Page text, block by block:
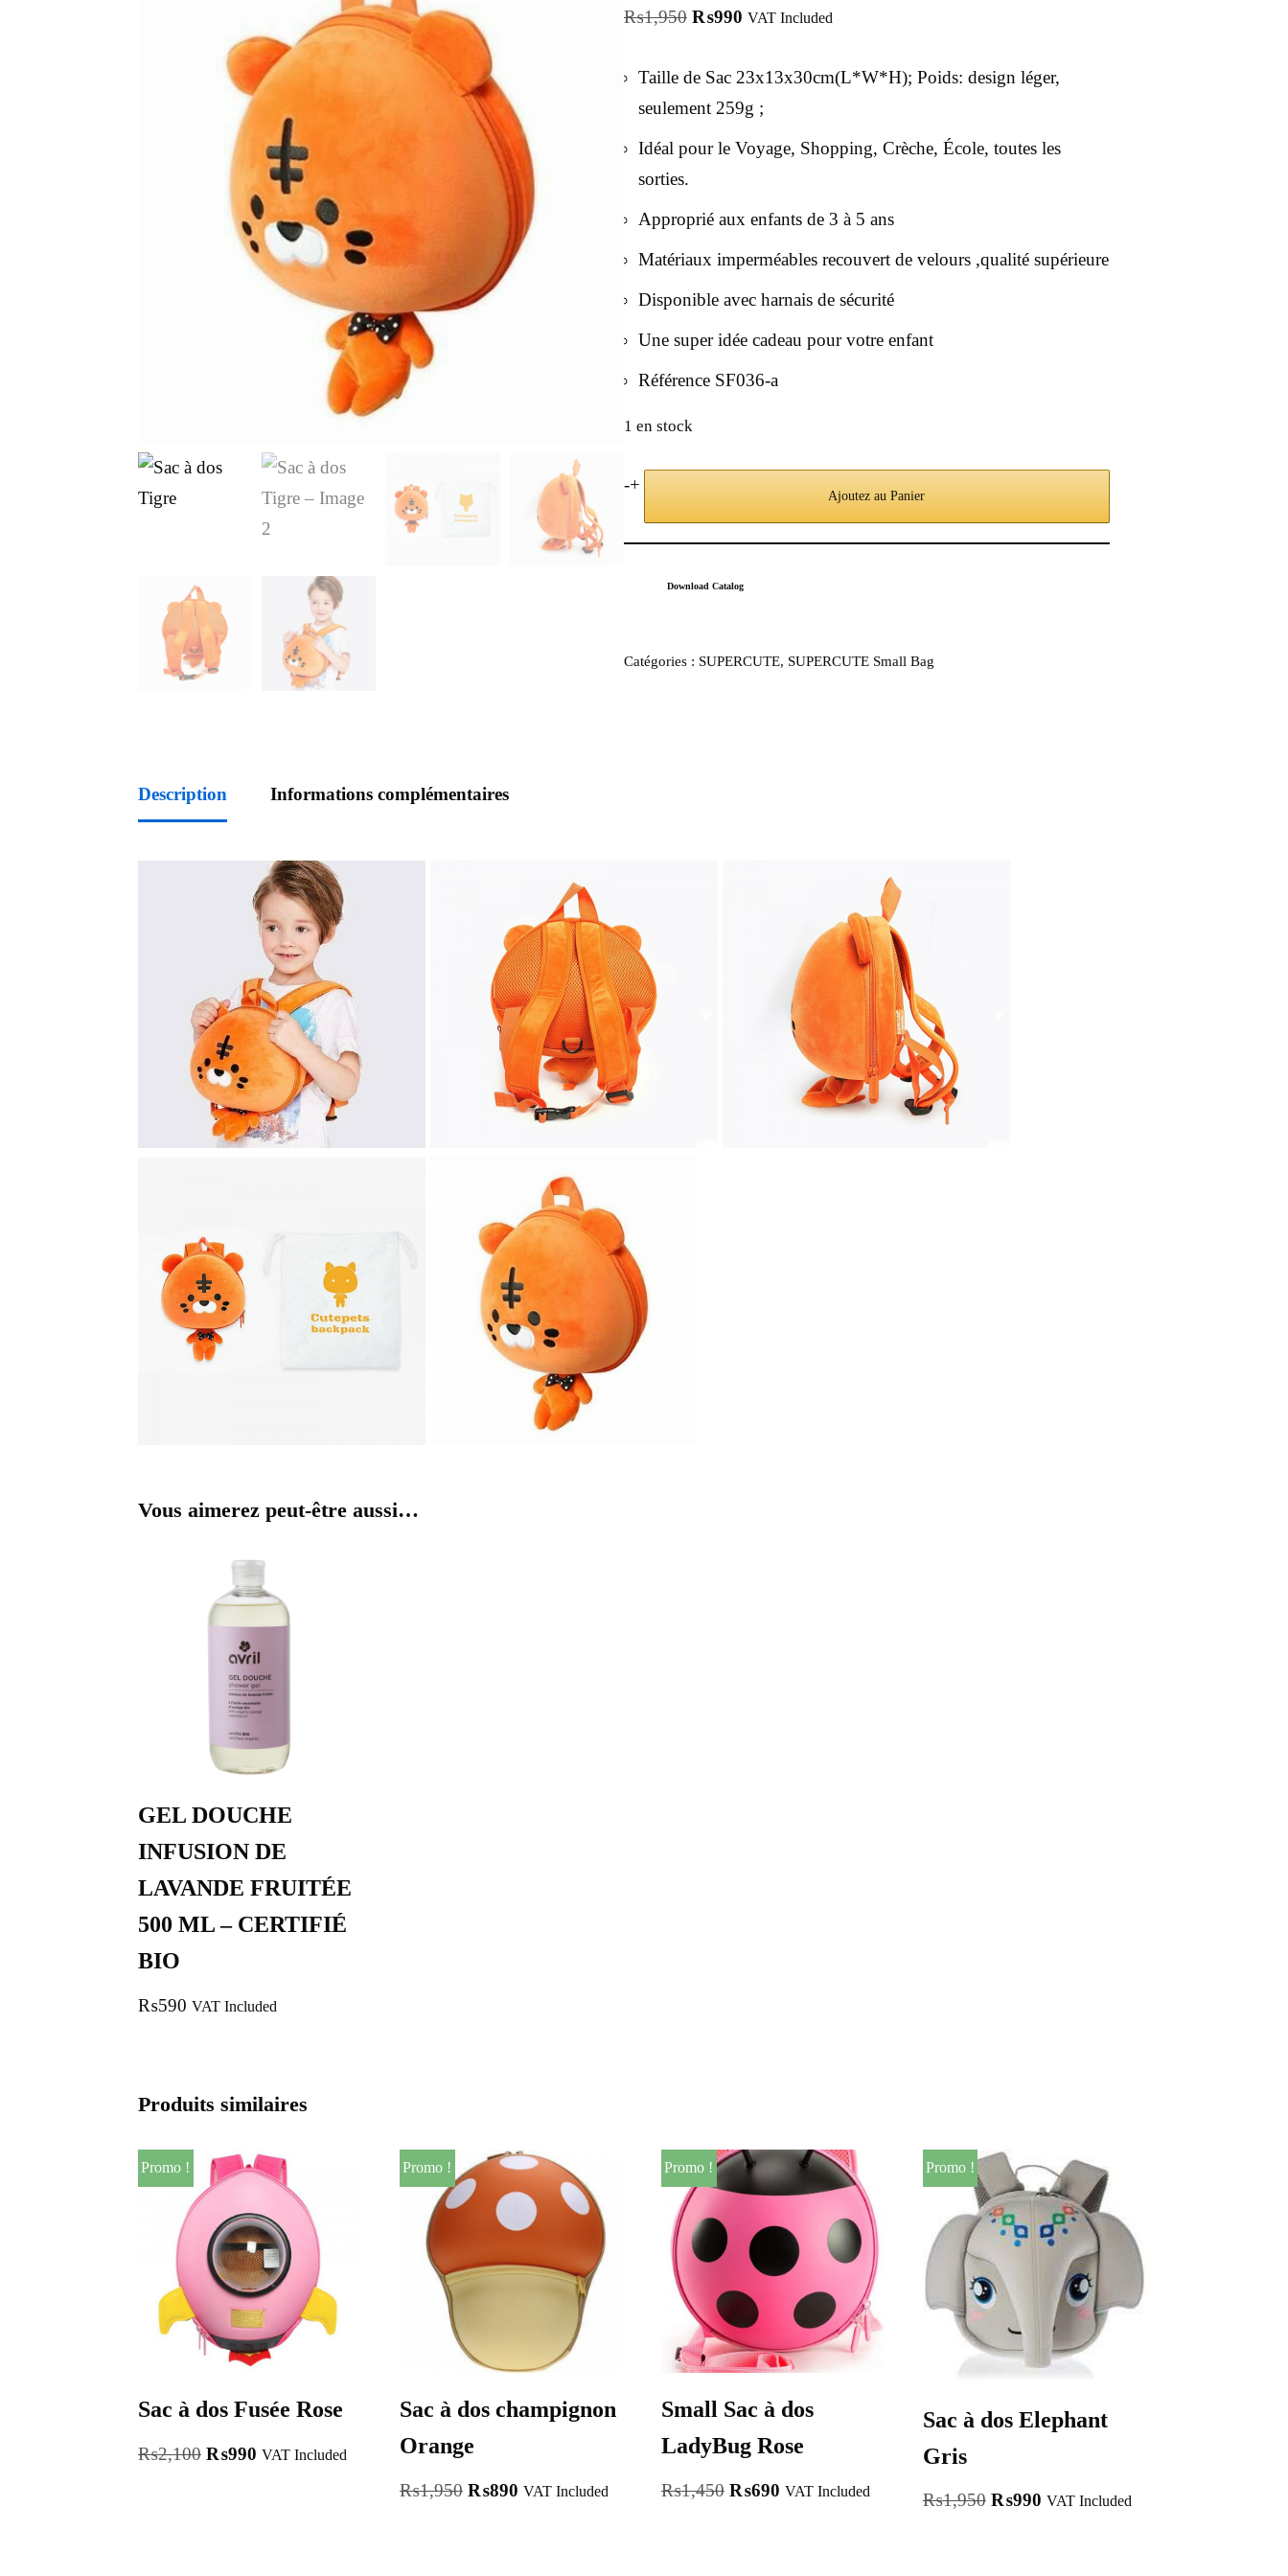
₨1,950 ₨990 VAT Included
Taille de Sac 23x13x30cm(L*W*H); Poids: design léger,
seulement 259g ;
Idéal pour le Voyage, Shopping, Crèche, École, toutes les
sorties.
Approprié aux enfants de 3 à 5 ans
Matériaux imperméables recouvert de velours ,qualité supérieure
Disponible avec harnais de sécurité
Une super idée cadeau pour votre enfant
Référence SF036-a
1 en stock
-+
Ajoutez au Panier
Download Catalog
Catégories : SUPERCUTE, SUPERCUTE Small Bag
Description Informations complémentaires
Vous aimerez peut-être aussi…
GEL DOUCHE
INFUSION DE
LAVANDE FRUITÉE
500 ML – CERTIFIÉ
BIO
₨590 VAT Included
Produits similaires
Promo !
Sac à dos Fusée Rose
₨2,100 ₨990 VAT Included
Promo !
Sac à dos champignon
Orange
₨1,950 ₨890 VAT Included
Promo !
Small Sac à dos
LadyBug Rose
₨1,450 ₨690 VAT Included
Promo !
Sac à dos Elephant
Gris
₨1,950 ₨990 VAT Included